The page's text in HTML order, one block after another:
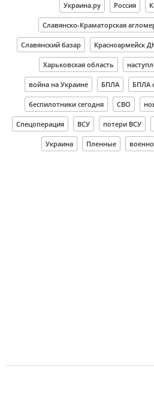
Украина.ру Россия
Славянско-Краматорская
Славянский базар Красноармейск
Харьковская область
война на Украине БПЛА БПЛА
беспилотники сегодня СВО
Спецоперация ВСУ потери ВСУ
Украина Пленные